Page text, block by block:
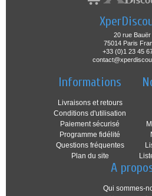
20 rue Bauër
75014 Paris
+33 (0)1 23 45
Informations
Livraisons et retours
Conditions d'utilisation
Paiement sécurisé
Programme fidélité
Questions fréquentes
Plan du site
A
Qui sommes-